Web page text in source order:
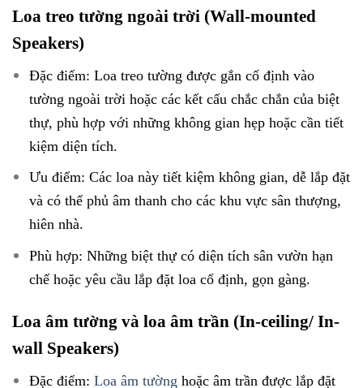
Loa treo tường ngoài trời (Wall-mounted
Speakers)
Đặc điểm: Loa treo tường được gắn cố định vào
tường ngoài trời hoặc các kết cấu chắc chắn của biệt
thự, phù hợp với những không gian hẹp hoặc cần tiết
kiệm diện tích.
Ưu điểm: Các loa này tiết kiệm không gian, dễ lắp đặt
và có thể phủ âm thanh cho các khu vực sân thượng,
hiên nhà.
Phù hợp: Những biệt thự có diện tích sân vườn hạn
chế hoặc yêu cầu lắp đặt loa cố định, gọn gàng.
Loa âm tường và loa âm trần (In-ceiling/ In-
wall Speakers)
Đặc điểm: Loa âm tường hoặc âm trần được lắp đặt